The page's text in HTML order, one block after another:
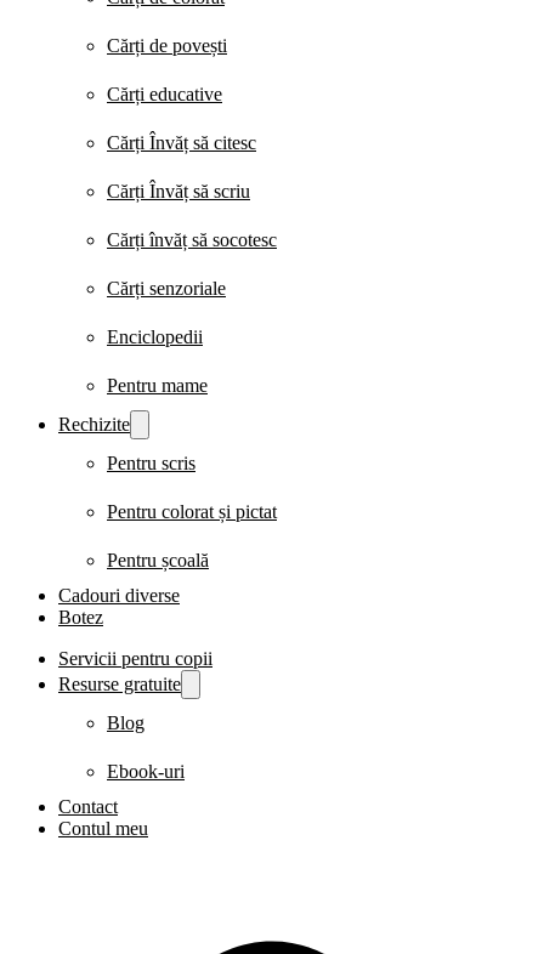
Cărți de povești
Cărți educative
Cărți Învăț să citesc
Cărți Învăț să scriu
Cărți învăț să socotesc
Cărți senzoriale
Enciclopedii
Pentru mame
Rechizite
Pentru scris
Pentru colorat și pictat
Pentru școală
Cadouri diverse
Botez
Servicii pentru copii
Resurse gratuite
Blog
Ebook-uri
Contact
Contul meu